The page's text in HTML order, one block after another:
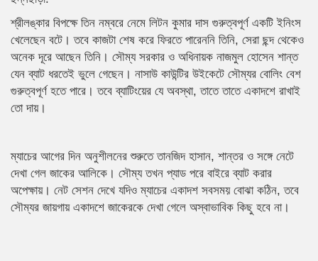
শ্রীলঙ্কার বিপক্ষে তিন নম্বরে নেমে লিটন কুমার দাস গুরুত্বপূর্ণ একটি ইনিংস
খেলেছেন বটে। তবে কাজটা শেষ করে ফিরতে পারেননি তিনি, সেরা ছন্দ থেকেও
অনেক দূরে আছেন তিনি। সৌম্য সরকার ও অধিনায়ক নাজমুল হোসেন শান্ত
যেন ব্যাট ধরতেই ভুলে গেছেন। নাসাউ কাউন্টির উইকেটে সৌম্যর বোলিং বেশ
গুরুত্বপূর্ণ হতে পারে। তবে ব্যাটিংয়ের যে অবস্থা, তাতে তাতে একাদশে রাখাই
তো দায়।
ম্যাচের আগের দিন অনুশীলনের শুরুতে তানজিদ হাসান, শান্তর ও সঙ্গে নেটে
দেখা গেল জাকের আলিকে। সৌম্য তখন প্যাড পরে বাইরে ব্যাট করার
অপেক্ষায়। নেট সেশন দেখে যদিও ম্যাচের একাদশ সবসময় বোঝা কঠিন, তবে
সৌম্যর জায়গায় একাদশে জাকেরকে দেখা গেলে অস্বাভাবিক কিছু হবে না।